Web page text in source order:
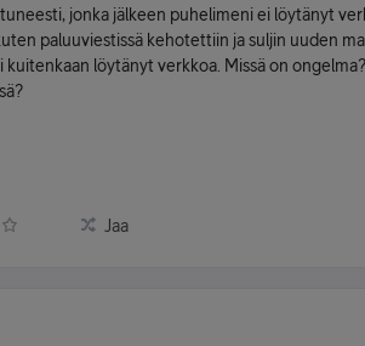
jonka jälkeen puhelimeni ei löytänyt
paluuviestissä kehotettiin ja suljin uuden
kuitenkaan löytänyt verkkoa. Missä on
Jaa